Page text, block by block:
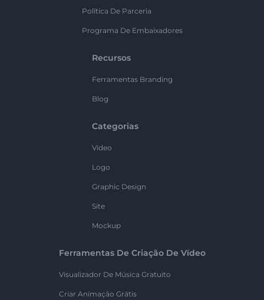
Política De Parceria
Programa De Embaixadores
Recursos
Ferramentas Branding
Blog
Categorias
Vídeo
Logo
Graphic Design
Site
Mockup
Ferramentas De Criação De Vídeo
Visualizador De Música Gratuito
Criar Animação Grátis